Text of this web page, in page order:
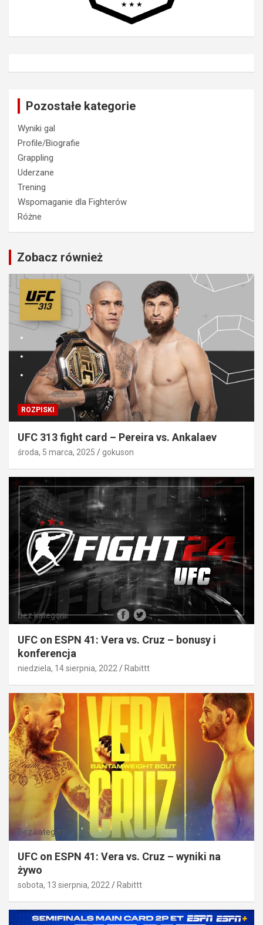
Pozostałe kategorie
Wyniki gal
Profile/Biografie
Grappling
Uderzane
Trening
Wspomaganie dla Fighterów
Różne
Zobacz również
ROZPISKI
UFC 313 fight card – Pereira vs. Ankalaev
środa, 5 marca, 2025 gokuson
Bez kategorii
UFC on ESPN 41: Vera vs. Cruz – bonusy i
konferencja
niedziela, 14 sierpnia, 2022 Rabittt
Bez kategorii
UFC on ESPN 41: Vera vs. Cruz – wyniki na
żywo
sobota, 13 sierpnia, 2022 Rabittt